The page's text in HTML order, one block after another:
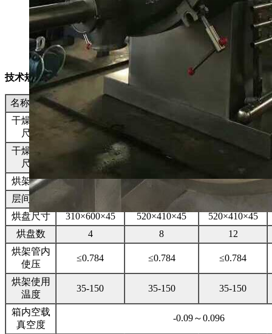
技术规格
名称/规格 YZG-600
YZG-1000
干燥箱内
尺寸
Ф600×976 Ф800×1247 Ф1000×1527
干燥箱外
尺寸
1135×810×1024 1700×1045×1335
烘架层数 4 4
6
层间距离
102
烘盘尺寸
310×600×45 520×410×45
520×410×45
烘盘数
4 8
12
烘架管内
使压
≤0.784 ≤0.784 ≤0.784
烘架使用
温度
35-150 35-150 35-150
箱内空载
真空度
-0.09～0.096